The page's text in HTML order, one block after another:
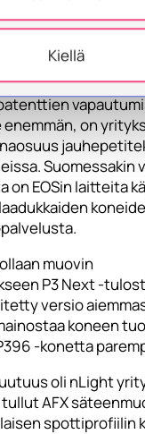
Kiellä
osalta.
perustuvien
on
Suomessakin
on EOSin laitteita
muovin
P3 Next -
versio
koneen
-konetta
oli nLight
AFX
spottiprofiilin